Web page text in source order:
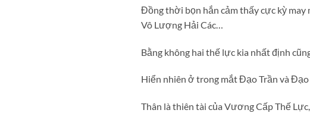
Đồng thời bọn hắn cảm thấy cực kỳ may
Vô Lượng Hải Các…
Bằng không hai thế lực kia nhất định
Hiển nhiên ở trong mắt Đạo Trần và
Thân là thiên tài của Vương Cấp Thế